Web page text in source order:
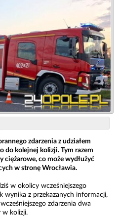
zdarzenia z udziałem
do kolejnej kolizji. Tym razem
ciężarowe, co może wydłużyć
w stronę Wrocławia.
w okolicy wcześniejszego
wynika z przekazanych informacji,
zdarzenia dwa
w kolizji.